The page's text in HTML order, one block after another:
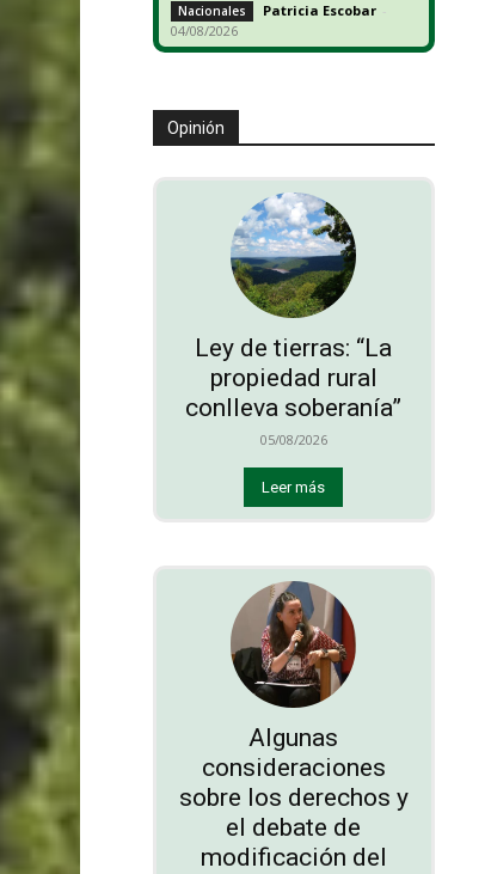
Nacionales Patricia Escobar -
04/08/2026
Opinión
Ley de tierras: “La
propiedad rural
conlleva soberanía”
05/08/2026
Leer más
Algunas
consideraciones
sobre los derechos y
el debate de
modificación del